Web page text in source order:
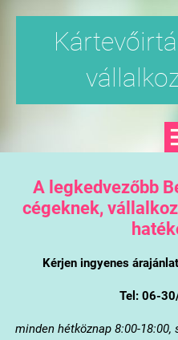
A legkedvezőbb
cégeknek,
Kérjen ingyenes
Tel: 06-
minden hétköznap 8:00-18:00,